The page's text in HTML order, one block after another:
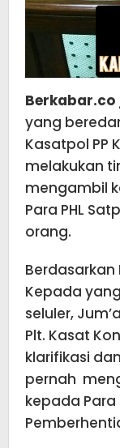
Berkabar.co
yang
Kasatpol PP
melakukan
mengambil
Para PHL
orang.
Kepada
seluler,
Plt. Kasat
klarifikasi
pernah
kepada Para